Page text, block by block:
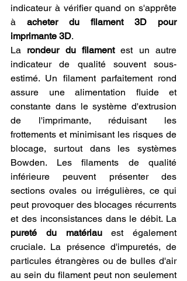
indicateur à vérifier quand on s'apprête
à acheter du filament 3D pour
imprimante 3D.
La rondeur du filament est un autre
indicateur de qualité souvent sous-
estimé. Un filament parfaitement rond
assure une alimentation fluide et
constante dans le système d'extrusion
de l'imprimante, réduisant les
frottements et minimisant les risques de
blocage, surtout dans les systèmes
Bowden. Les filaments de qualité
inférieure peuvent présenter des
sections ovales ou irrégulières, ce qui
peut provoquer des blocages récurrents
pureté du matériau est également
cruciale. La présence d'impuretés, de
particules étrangères ou de bulles d'air
au sein du filament peut non seulement